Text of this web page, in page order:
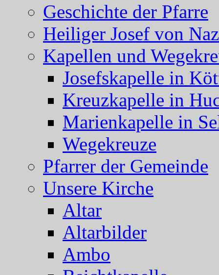
Geschichte der Pfarre
Heiliger Josef von
Kapellen und
Josefskapelle in
Kreuzkapelle in
Marienkapelle in
Wegekreuze
Pfarrer der Gemeinde
Unsere Kirche
Altar
Altarbilder
Ambo